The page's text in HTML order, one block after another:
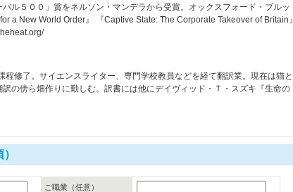
ル５００」賞をネルソン・マンデラから受賞。オックスフォード・ブルッ
a New World Order』 『Captive State: The Corporate Takeover of Britain』
修了。サイエンスライター、専門学校教員などを経て翻訳業。現在は猫と
の傍ら畑作りに勤しむ。訳書には他にデイヴィッド・Ｔ・スズキ『生命の
ご職業（任意）